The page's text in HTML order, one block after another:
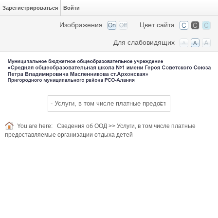
Зарегистрироваться Войти
Цвет сайта
Изображения
Для слабовидящих
You are here: Сведения об ООД >> Услуги, в том числе платные
предоставляемые организации отдыха детей